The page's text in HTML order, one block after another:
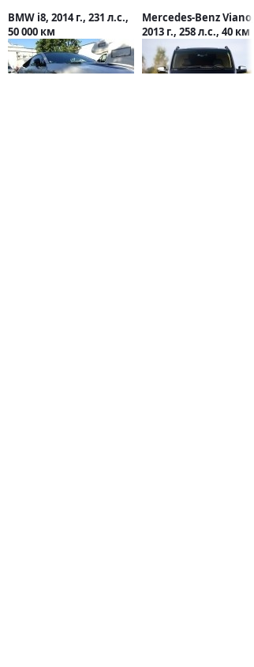
BMW i8, 2014 г., 231 л.с.,
50 000 км
Mercedes-Benz Viano,
2013 г., 258 л.с., 40 км